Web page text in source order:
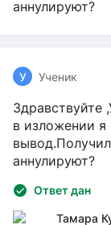
аннулируют?
У Ученик
Здравствуйте
в изложении я
аннулируют?
Ответ дан
Тамара